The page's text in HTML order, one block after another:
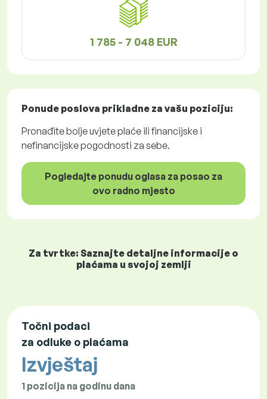
1 785 - 7 048 EUR
Ponude poslova prikladne za vašu poziciju:
Pronađite bolje uvjete plaće ili financijske i
nefinancijske pogodnosti za sebe.
Pogledajte ponudu oglasa za posao za
ovo radno mjesto
Za tvrtke: Saznajte detaljne informacije o
plaćama u svojoj zemlji
Točni podaci
za odluke o plaćama
Izvještaj
1 pozicija na godinu dana